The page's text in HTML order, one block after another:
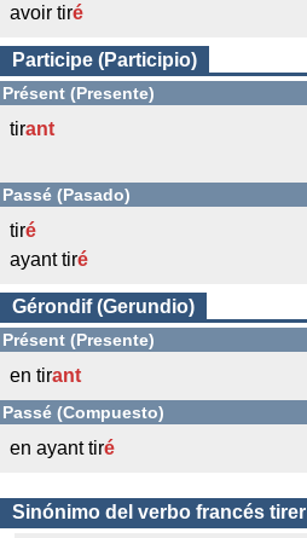
avoir tiré
Participe (Participio)
Présent (Presente)
tirant
Passé (Pasado)
tiré
ayant tiré
Gérondif (Gerundio)
Présent (Presente)
en tirant
Passé (Compuesto)
en ayant tiré
Sinónimo del verbo francés tirer